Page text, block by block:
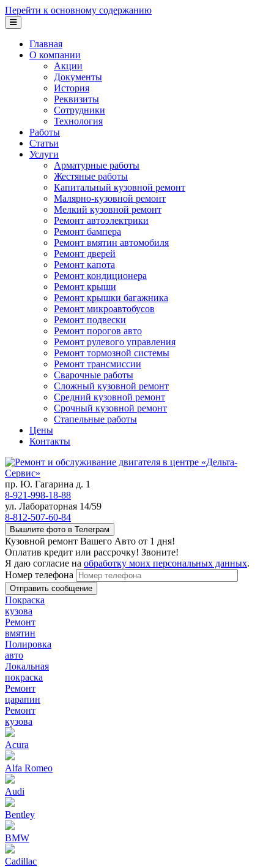
Перейти к основному содержанию
Главная
О компании
Акции
Документы
История
Реквизиты
Сотрудники
Технология
Работы
Статьи
Услуги
Арматурные работы
Жестяные работы
Капитальный кузовной ремонт
Малярно-кузовной ремонт
Мелкий кузовной ремонт
Ремонт автоэлектрики
Ремонт бампера
Ремонт вмятин автомобиля
Ремонт дверей
Ремонт капота
Ремонт кондиционера
Ремонт крыши
Ремонт крышки багажника
Ремонт микроавтобусов
Ремонт подвески
Ремонт порогов авто
Ремонт рулевого управления
Ремонт тормозной системы
Ремонт трансмиссии
Сварочные работы
Сложный кузовной ремонт
Средний кузовной ремонт
Срочный кузовной ремонт
Стапельные работы
Цены
Контакты
пр. Ю. Гагарина д. 1
8-921-998-18-88
ул. Лабораторная 14/59
8-812-507-60-84
Вышлите фото в Телеграм
Кузовной ремонт Вашего Авто от 1 дня!
Оплатив кредит или рассрочку! Звоните!
Я даю согласие на обработку моих персональных данных.
Номер телефона
Покраска
кузова
Ремонт
вмятин
Полировка
авто
Локальная
покраска
Ремонт
царапин
Ремонт
кузова
Acura
Alfa Romeo
Audi
Bentley
BMW
Cadillac